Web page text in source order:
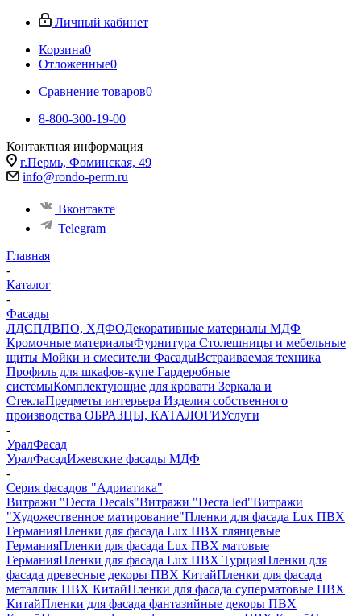
Личный кабинет
Корзина0
Отложенные0
Сравнение товаров0
8-800-300-19-00
Контактная информация
г.Пермь, Фоминская, 49
info@rondo-perm.ru
Вконтакте
Telegram
Главная
-
Каталог
-
Фасады
ЛДСПДВПО, ХДФОДекоративные материалы МДФ
Кромочные материалыФурнитура Столешницы и мебельные
щиты Мойки и смесители ФасадыВстраиваемая техника
Профиль для шкафов-купе Гардеробные
системыКомплектующие для кровати Зеркала и
СтеклаПредметы интерьера Изделия собственного
производства ОБРАЗЦЫ, КАТАЛОГИУслуги
-
УралФасад
УралФасадИжевские фасады МДФ
-
Серия фасадов "Адриатика"
Витражи "Decra Decals"Витражи "Decra led"Витражи
"Художественное матирование"Пленки для фасада Lux ПВХ
ГерманияПленки для фасада Lux ПВХ глянцевые
ГерманияПленки для фасада Lux ПВХ матовые
ГерманияПленки для фасада Lux ПВХ ТурцияПленки для
фасада древесные декоры ПВХ КитайПленки для фасада
металлик ПВХ КитайПленки для фасада суперматовые ПВХ
КитайПленки для фасада фантазийные декоры ПВХ